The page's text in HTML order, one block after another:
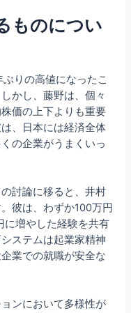
ものについ
りの高値になったこ
かし、藤野は、個々
価の上下よりも重要
、日本には経済全体
の企業がうまくいっ
討論に移ると、井村
彼は、わずか100万円
に増やした経験を共有
ステムは起業家精神
業での就職が安全な
ンにおいて多様性が